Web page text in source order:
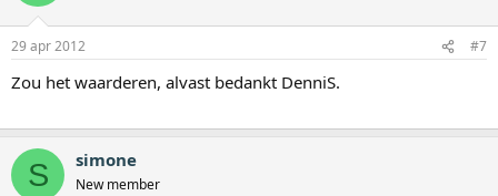
29 apr 2012 #7
Zou het waarderen, alvast bedankt DenniS.
S simone
New member